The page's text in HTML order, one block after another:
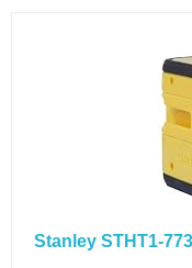
Stanley STHT1-